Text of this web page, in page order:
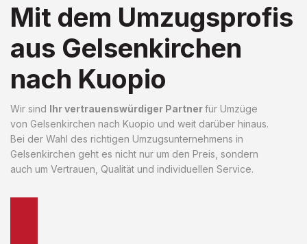
Mit dem Umzugsprofis
aus Gelsenkirchen
nach Kuopio
Wir sind Ihr vertrauenswürdiger Partnerfür Umzüge
von Gelsenkirchen nach Kuopio und weit darüber hinaus.
Bei der Wahl des richtigen Umzugsunternehmens in
Gelsenkirchen geht es nicht nur um den Preis, sondern
auch um Vertrauen, Qualität und individuellen Service.